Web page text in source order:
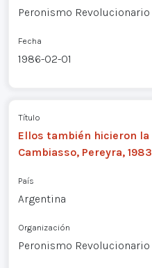
Peronismo Revolucionario
Fecha
1986-02-01
Título
Ellos también hicieron la
Cambiasso, Pereyra,
País
Argentina
Organización
Peronismo Revolucionario